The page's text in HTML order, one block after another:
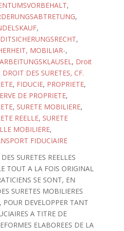
,
,
,
,
MOBILIAR-,
, Droit
DROIT DES SURETES, CF.
, FIDUCIE, PROPRIETE,
DE PROPRIETE,
, SURETE MOBILIERE,
REELLE, SURETE
MOBILIERE,
FIDUCIAIRE
SURETES REELLES
TOUT A LA FOIS ORIGINAL
SE SONT, EN
SURETES MOBILIERES
POUR DEVELOPPER TANT
A TITRE DE
ELABOREES DE LA